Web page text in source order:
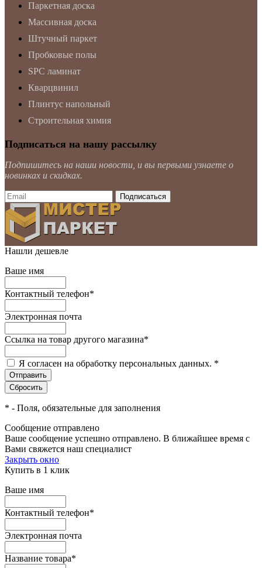
Паркетная доска
Массивная доска
Штучный паркет
Пробковые полы
SPC ламинат
Кварцвинил
Плинтус напольный
Строительная химия
Подписаться на нашу рассылку
Подпишитесь на наши новости, и вы первыми узнаете о
новинках и скидках.
Нашли дешевле
Ваше имя
Контактный телефон*
Электронная почта
Ссылка на товар другого магазина*
Я согласен на обработку персональных данных. *
* - Поля, обязательные для заполнения
Сообщение отправлено
Ваше сообщение успешно отправлено. В ближайшее время с
Вами свяжется наш специалист
Закрыть окно
Купить в 1 клик
Ваше имя
Контактный телефон*
Электронная почта
Название товара*